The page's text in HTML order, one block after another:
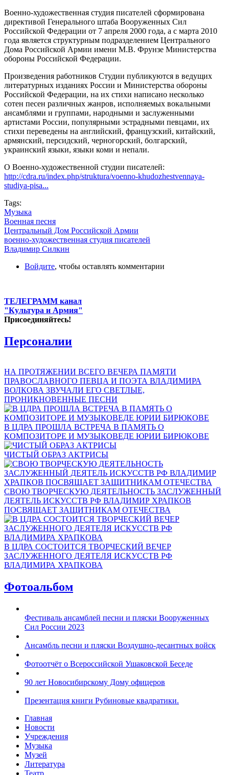
Военно-художественная студия писателей сформирована
директивой Генерального штаба Вооруженных Сил
Российской Федерации от 7 апреля 2000 года, а с марта 2010
года является структурным подразделением Центрального
Дома Российской Армии имени М.В. Фрунзе Министерства
обороны Российской Федерации.
Произведения работников Студии публикуются в ведущих
литературных изданиях России и Министерства обороны
Российской Федерации, на их стихи написано несколько
сотен песен различных жанров, исполняемых вокальными
ансамблями и группами, народными и заслуженными
артистами России, популярными эстрадными певцами, их
стихи переведены на английский, французский, китайский,
армянский, персидский, черногорский, болгарский,
украинский языки, языки коми и непали.
О Военно-художественной студии писателей:
http://cdra.ru/index.php/struktura/voenno-khudozhestvennaya-
studiya-pisa...
Tags:
Музыка
Военная песня
Центральный Дом Российской Армии
военно-художественная студия писателей
Владимир Силкин
Войдите, чтобы оставлять комментарии
ТЕЛЕГРАММ канал
"Культура и Армия"
Присоединяйтесь!
Персоналии
НА ПРОТЯЖЕНИИ ВСЕГО ВЕЧЕРА ПАМЯТИ
ПРАВОСЛАВНОГО ПЕВЦА И ПОЭТА ВЛАДИМИРА
ВОЛКОВА ЗВУЧАЛИ ЕГО СВЕТЛЫЕ,
ПРОНИКНОВЕННЫЕ ПЕСНИ
В ЦДРА ПРОШЛА ВСТРЕЧА В ПАМЯТЬ О
КОМПОЗИТОРЕ И МУЗЫКОВЕДЕ ЮРИИ БИРЮКОВЕ
ЧИСТЫЙ ОБРАЗ АКТРИСЫ
СВОЮ ТВОРЧЕСКУЮ ДЕЯТЕЛЬНОСТЬ ЗАСЛУЖЕННЫЙ
ДЕЯТЕЛЬ ИСКУССТВ РФ ВЛАДИМИР ХРАПКОВ
ПОСВЯЩАЕТ ЗАЩИТНИКАМ ОТЕЧЕСТВА
В ЦДРА СОСТОИТСЯ ТВОРЧЕСКИЙ ВЕЧЕР
ЗАСЛУЖЕННОГО ДЕЯТЕЛЯ ИСКУССТВ РФ
ВЛАДИМИРА ХРАПКОВА
Фотоальбом
Фестиваль ансамблей песни и пляски Вооруженных
Сил России 2023
Ансамбль песни и пляски Воздушно-десантных войск
Фотоотчёт о Всероссийской Ушаковской Беседе
90 лет Новосибирскому Дому офицеров
Презентация книги Рубиновые квадратики.
Главная
Новости
Учреждения
Музыка
Музей
Литература